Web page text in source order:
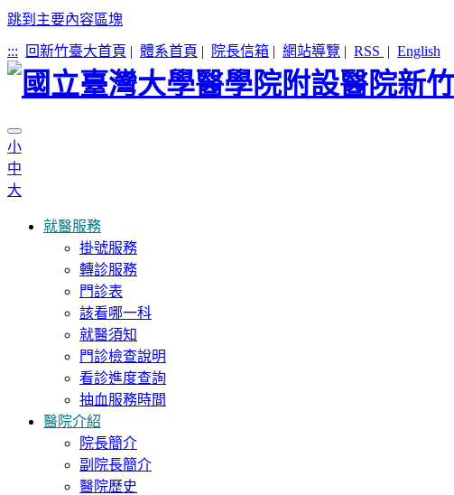
跳到主要內容區塊
::: 回新竹臺大首頁 | 體系首頁 | 院長信箱 | 網站導覽 | RSS | English
小
中
大
就醫服務
掛號服務
轉診服務
門診表
該看哪一科
就醫須知
門診檢查說明
看診進度查詢
抽血服務時間
醫院介紹
院長簡介
副院長簡介
醫院歷史